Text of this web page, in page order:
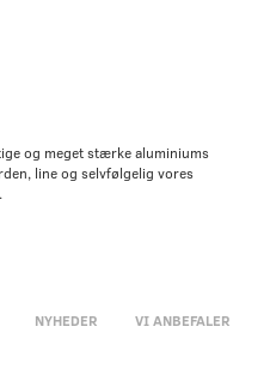
og meget stærke aluminiums
line og selvfølgelig vores
NYHEDER VI ANBEFALER